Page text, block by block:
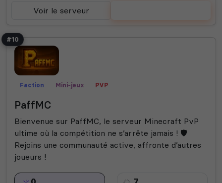
Voir le serveur
#10
Faction Mini-jeux PVP
PaffMC
Bienvenue sur PaffMC, le serveur Minecraft PvP
ultime où la compétition ne s’arrête jamais ! 🛡️
Rejoins une communauté active, affronte d’autres
joueurs !